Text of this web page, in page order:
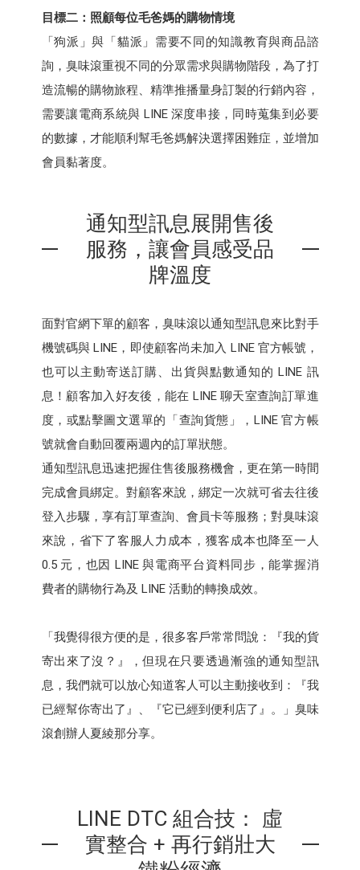
目標二：照顧每位毛爸媽的購物情境
「狗派」與「貓派」需要不同的知識教育與商品諮
詢，臭味滾重視不同的分眾需求與購物階段，為了打
造流暢的購物旅程、精準推播量身訂製的行銷內容，
需要讓電商系統與 LINE 深度串接，同時蒐集到必要
的數據，才能順利幫毛爸媽解決選擇困難症，並增加
會員黏著度。
通知型訊息展開售後
服務，讓會員感受品
牌溫度
面對官網下單的顧客，臭味滾以通知型訊息來比對手
機號碼與 LINE，即使顧客尚未加入 LINE 官方帳號，
也可以主動寄送訂購、出貨與點數通知的 LINE 訊
息！顧客加入好友後，能在 LINE 聊天室查詢訂單進
度，或點擊圖文選單的「查詢貨態」，LINE 官方帳
號就會自動回覆兩週內的訂單狀態。
‍通知型訊息迅速把握住售後服務機會，更在第一時間
完成會員綁定。對顧客來說，綁定一次就可省去往後
登入步驟，享有訂單查詢、會員卡等服務；對臭味滾
來說，省下了客服人力成本，獲客成本也降至一人
0.5 元，也因 LINE 與電商平台資料同步，能掌握消
費者的購物行為及 LINE 活動的轉換成效。
「我覺得很方便的是，很多客戶常常問說：『我的貨
寄出來了沒？』，但現在只要透過漸強的通知型訊
息，我們就可以放心知道客人可以主動接收到：『我
已經幫你寄出了』、『它已經到便利店了』。」臭味
滾創辦人夏綾那分享。
LINE DTC 組合技： 虛
實整合 + 再行銷壯大